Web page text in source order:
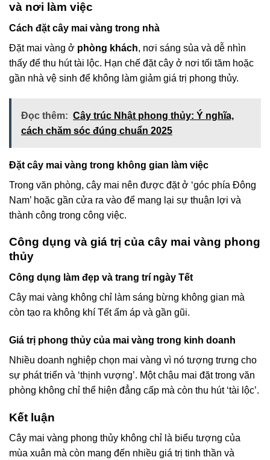
và nơi làm việc
Cách đặt cây mai vàng trong nhà
Đặt mai vàng ở phòng khách, nơi sáng sủa và dễ nhìn
thấy để thu hút tài lộc. Hạn chế đặt cây ở nơi tối tăm hoặc
gần nhà vệ sinh để không làm giảm giá trị phong thủy.
Đọc thêm: Cây trúc Nhật phong thủy: Ý nghĩa,
cách chăm sóc đúng chuẩn 2025
Đặt cây mai vàng trong không gian làm việc
Trong văn phòng, cây mai nên được đặt ở ‘góc phía Đông
Nam’ hoặc gần cửa ra vào để mang lại sự thuận lợi và
thành công trong công việc.
Công dụng và giá trị của cây mai vàng phong
thủy
Công dụng làm đẹp và trang trí ngày Tết
Cây mai vàng không chỉ làm sáng bừng không gian mà
còn tạo ra không khí Tết ấm áp và gần gũi.
Giá trị phong thủy của mai vàng trong kinh doanh
Nhiều doanh nghiệp chọn mai vàng vì nó tượng trưng cho
sự phát triển và ‘thịnh vượng’. Một chậu mai đặt trong văn
phòng không chỉ thể hiện đẳng cấp mà còn thu hút ‘tài lộc’.
Kết luận
Cây mai vàng phong thủy không chỉ là biểu tượng của
mùa xuân mà còn mang đến nhiều giá trị tinh thần và